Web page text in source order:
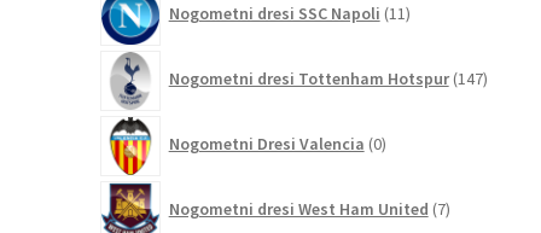
Nogometni dresi SSC Napoli 11izdelkov
Nogometni dresi Tottenham Hotspur 147
Nogometni Dresi Valencia 0izdelkov
Nogometni dresi West Ham United 7izdelkov